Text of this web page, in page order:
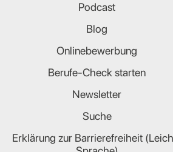
Podcast
Blog
Onlinebewerbung
Berufe-Check starten
Newsletter
Suche
Erklärung zur Barrierefreiheit